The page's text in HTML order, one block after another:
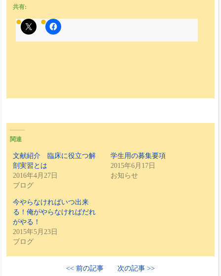
共有:
関連
文献紹介 臨床に役立つ解
剖実習とは
2016年4月27日
ブログ
学生用の募集要項
2015年6月17日
お知らせ
今やらなければいつ出来
る！俺がやらなければだれ
がやる！
2015年5月23日
ブログ
<< 前の記事 次の記事 >>